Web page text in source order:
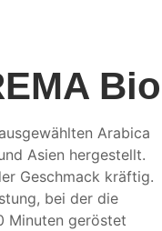
Bio
Arabica
Asien hergestellt.
Geschmack kräftig.
bei der die
Minuten geröstet